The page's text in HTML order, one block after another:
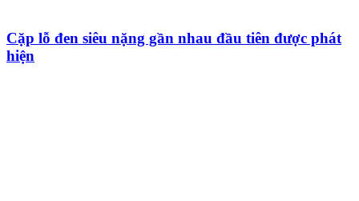
Cặp lỗ đen siêu nặng gần nhau đầu tiên được phát
hiện